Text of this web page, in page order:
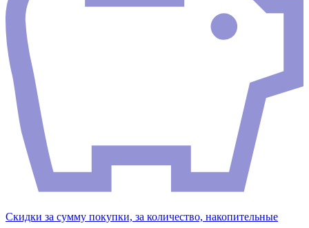
Скидки за сумму покупки, за количество, накопительные